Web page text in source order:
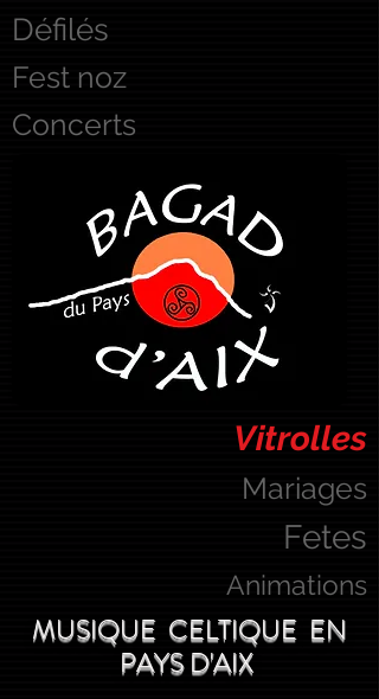
Défilés
Fest noz
Concerts
Vitrolles
Mariages
Fetes
Animations
MUSIQUE CELTIQUE EN
PAYS D'AIX